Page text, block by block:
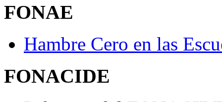
FONAE
Hambre Cero en las
FONACIDE